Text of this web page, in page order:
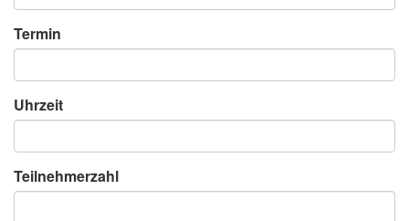
Termin
Uhrzeit
Teilnehmerzahl